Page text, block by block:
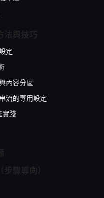
定
內容分區
流的專用設定
實踐